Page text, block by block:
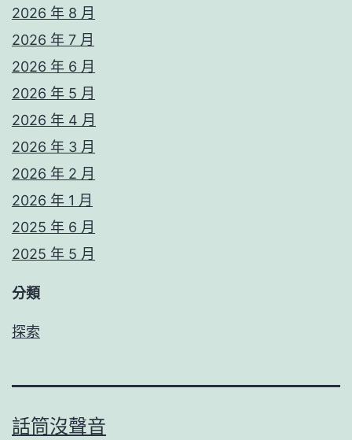
2026 年 8 月
2026 年 7 月
2026 年 6 月
2026 年 5 月
2026 年 4 月
2026 年 3 月
2026 年 2 月
2026 年 1 月
2025 年 6 月
2025 年 5 月
分類
探索
話筒沒聲音